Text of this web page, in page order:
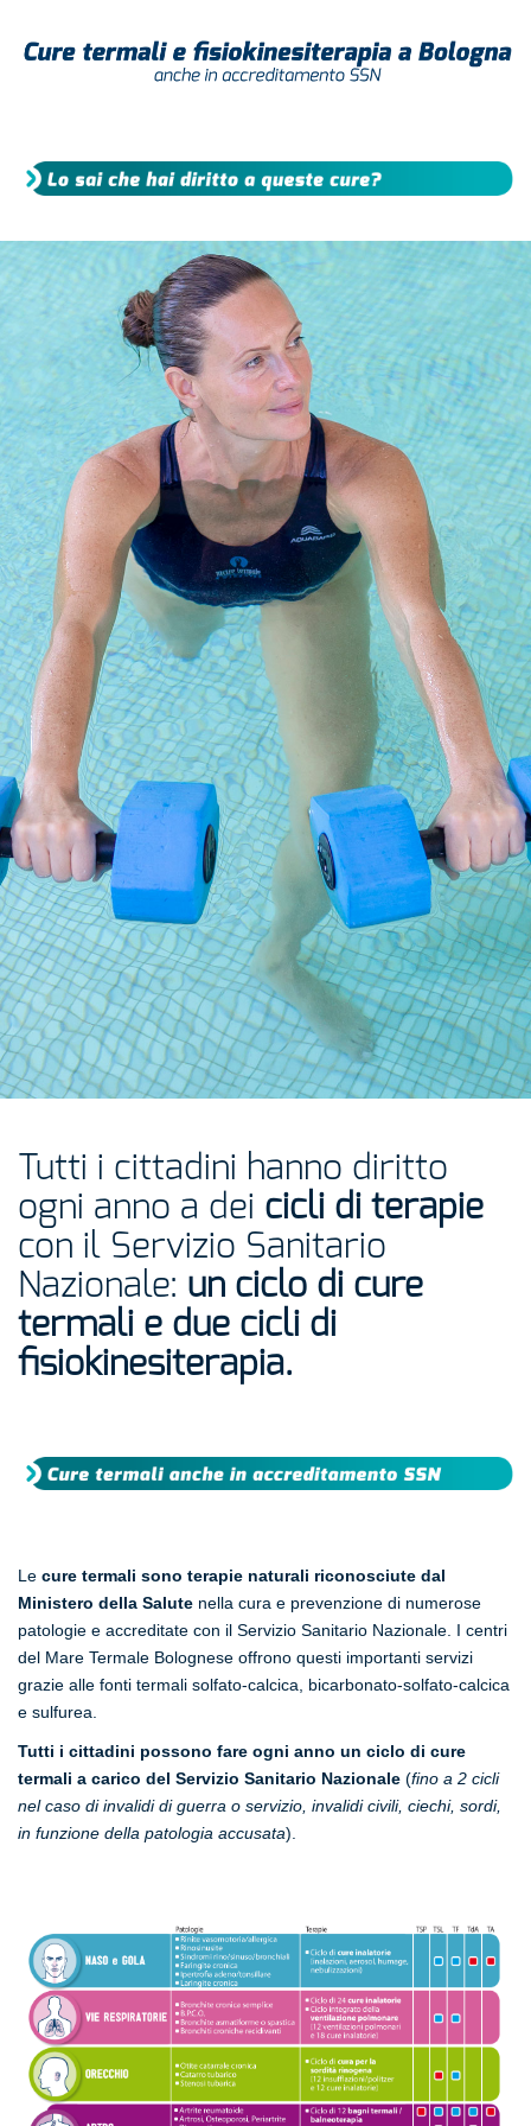
Tutti i cittadini hanno diritto
ogni anno a dei cicli di terapie
con il Servizio Sanitario
Nazionale: un ciclo di cure
termali e due cicli di
fisiokinesiterapia.
Le cure termali sono terapie naturali riconosciute dal
Ministero della Salute nella cura e prevenzione di numerose
patologie e accreditate con il Servizio Sanitario Nazionale. I centri
del Mare Termale Bolognese offrono questi importanti servizi
grazie alle fonti termali solfato-calcica, bicarbonato-solfato-calcica
e sulfurea.
Tutti i cittadini possono fare ogni anno un ciclo di cure
termali a carico del Servizio Sanitario Nazionale (fino a 2 cicli
nel caso di invalidi di guerra o servizio, invalidi civili, ciechi, sordi,
in funzione della patologia accusata).